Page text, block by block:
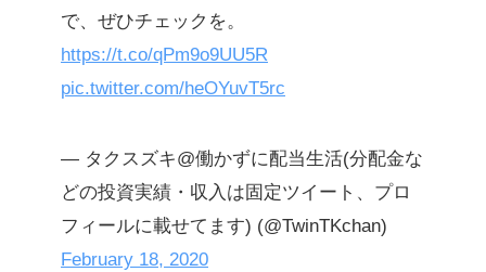
で、ぜひチェックを。
https://t.co/qPm9o9UU5R
pic.twitter.com/heOYuvT5rc
— タクスズキ@働かずに配当生活(分配金な
どの投資実績・収入は固定ツイート、プロ
フィールに載せてます) (@TwinTKchan)
February 18, 2020